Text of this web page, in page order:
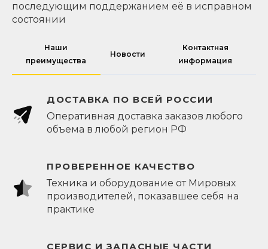
последующим поддержанием её в исправном
состоянии
Наши
преимущества
Новости
Контактная
информация
ДОСТАВКА ПО ВСЕЙ РОССИИ
Оперативная доставка заказов любого
объема в любой регион РФ
ПРОВЕРЕННОЕ КАЧЕСТВО
Техника и оборудование от Мировых
производителей, показавшее себя на
практике
СЕРВИС И ЗАПАСНЫЕ ЧАСТИ